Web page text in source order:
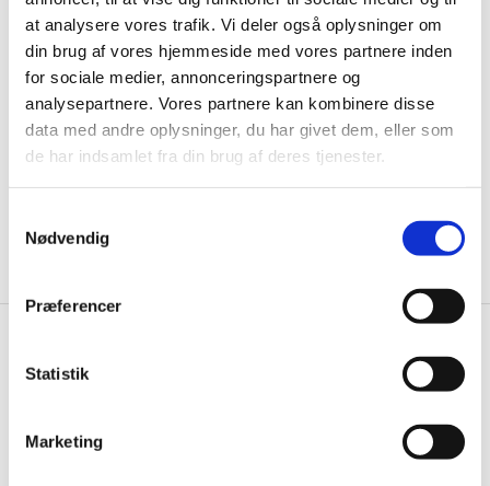
at analysere vores trafik. Vi deler også oplysninger om
din brug af vores hjemmeside med vores partnere inden
for sociale medier, annonceringspartnere og
analysepartnere. Vores partnere kan kombinere disse
data med andre oplysninger, du har givet dem, eller som
de har indsamlet fra din brug af deres tjenester.
Nødvendig
Præferencer
Statistik
Marketing
Husk at tilmelde dig vores nyhedsbrev og vær først
til de bedste tilbud. Og bare rolig, vi spammer dig
ikke, men sender kun relevante tilbud og
informationer til dig.
7430 Ikast